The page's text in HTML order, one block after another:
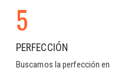
5
PERFECCIÓN
Buscamos la perfección en